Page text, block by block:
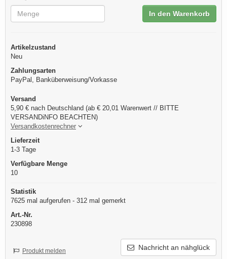
In den Warenkorb
Artikelzustand
Neu
Zahlungsarten
PayPal, Banküberweisung/Vorkasse
Versand
5,90 € nach Deutschland (ab € 20,01 Warenwert // BITTE
VERSANDiNFO BEACHTEN)
Versandkostenrechner
Lieferzeit
1-3 Tage
Verfügbare Menge
10
Statistik
7625 mal aufgerufen - 312 mal gemerkt
Art.-Nr.
230898
Nachricht an nähglück
Produkt melden